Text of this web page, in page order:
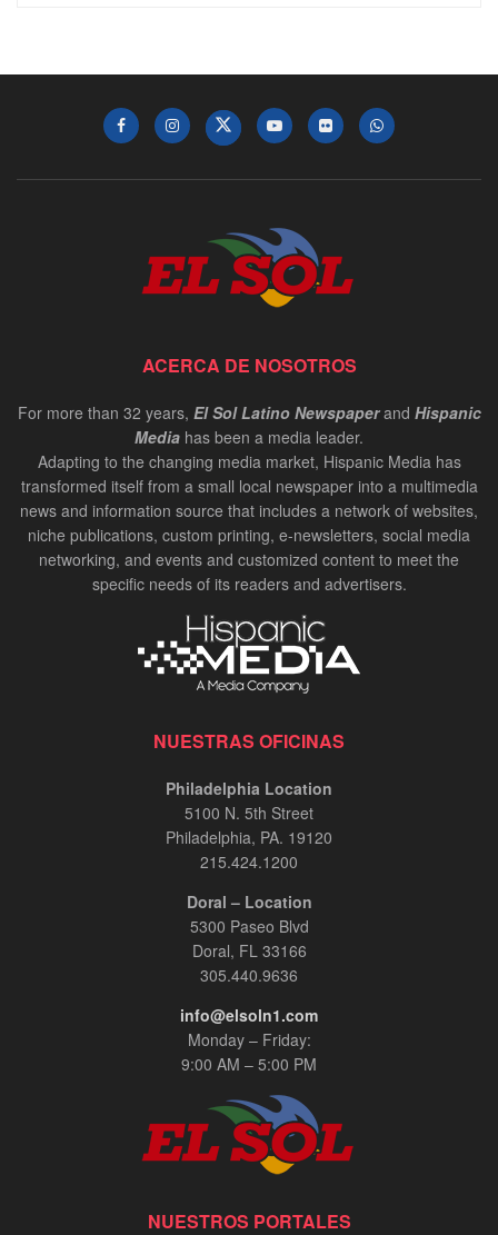
ACERCA DE NOSOTROS
For more than 32 years, El Sol Latino Newspaperand Hispanic
Media has been a media leader.
Adapting to the changing media market, Hispanic Media has
transformed itself from a small local newspaper into a multimedia
news and information source that includes a network of websites,
niche publications, custom printing, e-newsletters, social media
networking, and events and customized content to meet the
specific needs of its readers and advertisers.
NUESTRAS OFICINAS
Philadelphia Location
5100 N. 5th Street
Philadelphia, PA. 19120
215.424.1200
Doral – Location
5300 Paseo Blvd
Doral, FL 33166
305.440.9636
info@elsoln1.com
Monday – Friday:
9:00 AM – 5:00 PM
NUESTROS PORTALES